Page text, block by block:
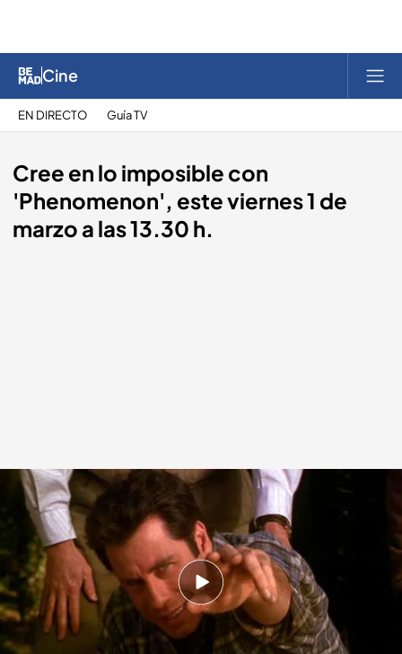
Cine
EN DIRECTO Guía TV
Cree en lo imposible con
'Phenomenon', este viernes 1 de
marzo a las 13.30 h.
'Phenomenon'
bemad.es
28 FEB 2024 - 13:47h.
Dirigida por Jon Turteltaub
Protagonizada por John Travolta